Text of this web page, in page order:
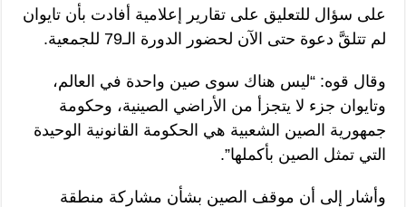
على سؤال للتعليق على تقارير إعلامية أفادت بأن تايوان
لم تتلقَّ دعوة حتى الآن لحضور الدورة الـ79 للجمعية.
وقال قوه: “ليس هناك سوى صين واحدة في العالم،
وتايوان جزء لا يتجزأ من الأراضي الصينية، وحكومة
جمهورية الصين الشعبية هي الحكومة القانونية الوحيدة
التي تمثل الصين بأكملها”.
وأشار إلى أن موقف الصين بشأن مشاركة منطقة